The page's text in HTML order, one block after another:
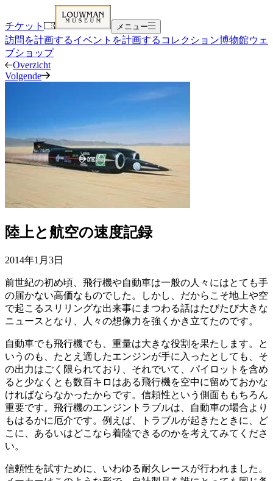
チケット メニュー
訪問を計画するイベントを計画する コレクション博物館ウェ
ブショップ
Overzicht
Volgende
陸上と航空の速度記録
2014年1月3日
前世紀の初め頃、飛行機や自動車は一般の人々にはとても手
の届かない高価なものでした。しかし、だからこそ地上や空
で起こるスリリングな出来事にまつわる話はたびたび大きな
ニュースとなり、人々の想像力を強くかき立てたのです。
自動車でも飛行機でも、重量は大きな役割を果たします。と
いうのも、たとえ適したエンジンが手に入ったとしても、そ
の出力はごく限られており、それでいて、パイロットを含め
ると少なくとも数百キロはある飛行機を空中に留めておかな
ければならなかったからです。信頼性という側面ももちろん
重要です。飛行機のエンジントラブルは、自動車の場合より
もはるかに厄介です。例えば、トラブルが起きたときに、ど
こに、あるいはどこなら着陸できるのかを考えてみてくださ
い。
信頼性を試すために、いわゆる耐久レースが行われました。